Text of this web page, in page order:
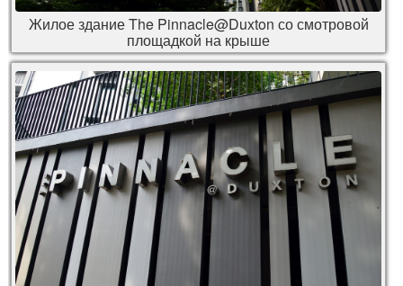
Жилое здание The Pinnacle@Duxton со смотровой
площадкой на крыше